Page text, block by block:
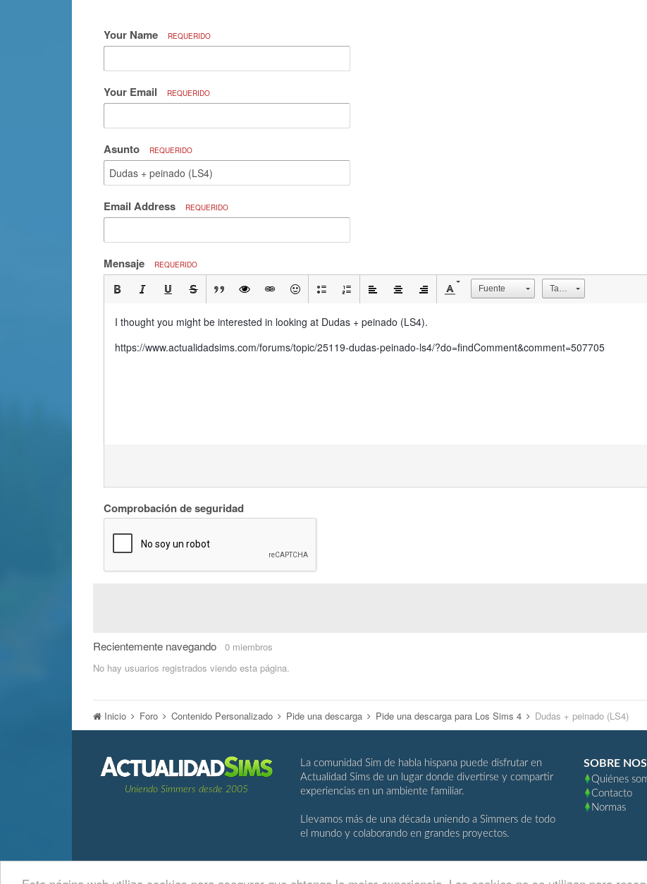
Your Name REQUERIDO
Your Email REQUERIDO
Asunto REQUERIDO
Email Address REQUERIDO
Mensaje REQUERIDO
Fuente Tamaño
I thought you might be interested in looking at Dudas + peinado (LS4).
https://www.actualidadsims.com/forums/topic/25119-dudas-peinado-ls4/?do=findComment&comment=507705
Comprobación de seguridad
Recientemente navegando 0 miembros
No hay usuarios registrados viendo esta página.
Inicio Foro Contenido Personalizado Pide una descarga Pide una descarga para Los Sims 4 Dudas + peinado (LS4)
Uniendo Simmers desde 2005
La comunidad Sim de habla hispana puede disfrutar en
Actualidad Sims de un lugar donde divertirse y compartir
experiencias en un ambiente familiar.
Llevamos más de una década uniendo a Simmers de todo
el mundo y colaborando en grandes proyectos.
SOBRE
Quiénes
Contacto
Normas